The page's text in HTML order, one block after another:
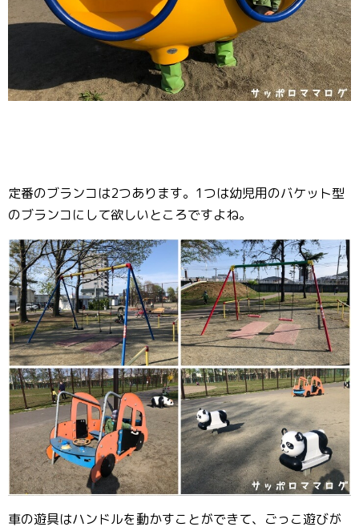
定番のブランコは2つあります。1つは幼児用のバケット型
のブランコにして欲しいところですよね。
車の遊具はハンドルを動かすことができて、ごっこ遊びが